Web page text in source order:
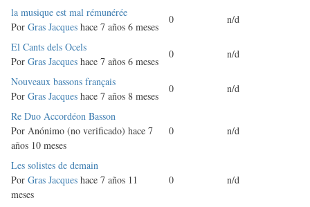
Discusión
normal
la musique est mal rémunérée
Por Gras Jacques hace 7 años 6 meses
0 n/d
Discusión
normal
El Cants dels Ocels
Por Gras Jacques hace 7 años 6 meses
0 n/d
Discusión
normal
Nouveaux bassons français
Por Gras Jacques hace 7 años 8 meses
0 n/d
Discusión
normal
Re Duo Accordéon Basson
Por Anónimo (no verificado) hace 7
años 10 meses
0 n/d
Discusión
normal
Les solistes de demain
Por Gras Jacques hace 7 años 11
meses
0 n/d